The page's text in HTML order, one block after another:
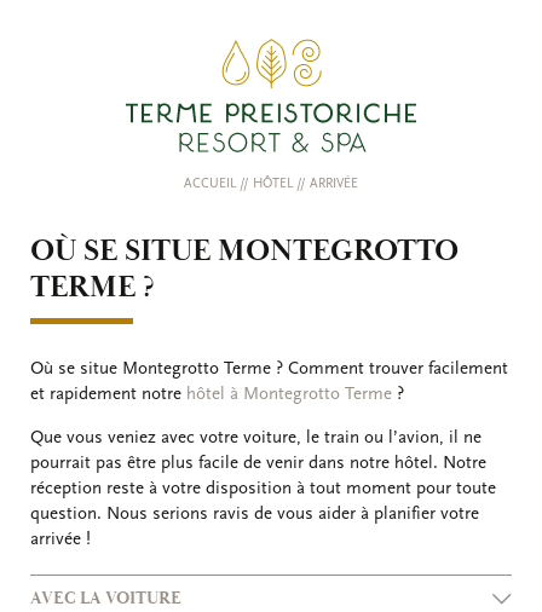
ACCUEIL // HÔTEL // ARRIVÉE
OÙ SE SITUE MONTEGROTTO
TERME ?
Où se situe Montegrotto Terme ? Comment trouver facilement
et rapidement notre hôtel à Montegrotto Terme ?
Que vous veniez avec votre voiture, le train ou l’avion, il ne
pourrait pas être plus facile de venir dans notre hôtel. Notre
réception reste à votre disposition à tout moment pour toute
question. Nous serions ravis de vous aider à planifier votre
arrivée !
AVEC LA VOITURE